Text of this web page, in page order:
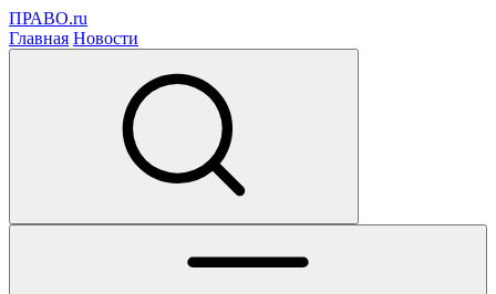
ПРАВО.ru
Главная Новости